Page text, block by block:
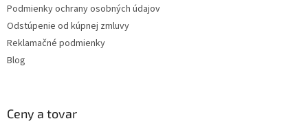
Podmienky ochrany osobných údajov
Odstúpenie od kúpnej zmluvy
Reklamačné podmienky
Blog
Ceny a tovar